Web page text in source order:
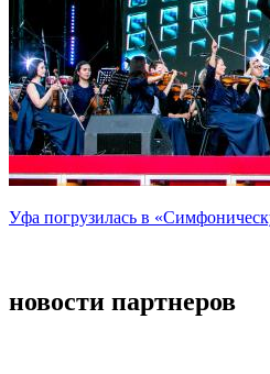
Уфа погрузилась в
новости партнеров